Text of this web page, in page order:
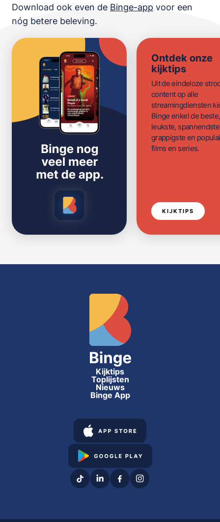
Download ook even de Binge-app voor een
nóg betere beleving.
Ontdek onze
kijktips
Uit de eindeloze
content op alle
streamingdiensten
Binge enkel de beste,
leukste,
grappigste en
films en series.
KIJKTIPS
Kijktips
Toplijsten
Nieuws
Binge App